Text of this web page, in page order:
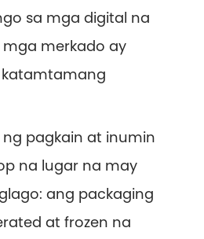
sa mga digital na
mga merkado ay
pagkain at inumin
na lugar na may
ang packaging
at frozen na